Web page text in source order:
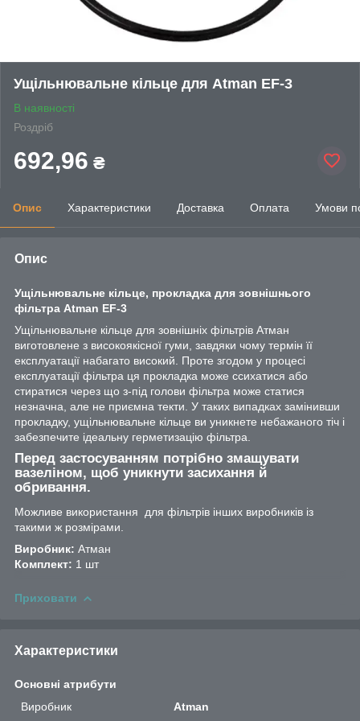
Ущільнювальне кільце для Atman EF-3
В наявності
Роздріб
692,96 ₴
Опис Характеристики Доставка Оплата Умови
Опис
Ущільнювальне кільце, прокладка для зовнішнього
фільтра Atman EF-3
Ущільнювальне кільце для зовнішніх фільтрів Атман
виготовлене з високоякісної гуми, завдяки чому термін її
експлуатації набагато високий. Проте згодом у процесі
експлуатації фільтра ця прокладка може ссихатися або
стиратися через що з-під голови фільтра може статися
незначна, але не приємна текти. У таких випадках замінивши
прокладку, ущільнювальне кільце ви уникнете небажаного тіч і
забезпечите ідеальну герметизацію фільтра.
Перед застосуванням потрібно змащувати
вазеліном, щоб уникнути засихання й
обривання.
Можливе використання для фільтрів інших виробників із
такими ж розмірами.
Виробник: Атман
Комплект: 1 шт
Приховати
Характеристики
Основні атрибути
Виробник
Atman